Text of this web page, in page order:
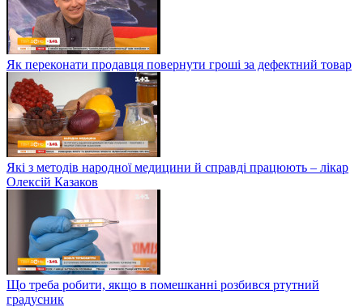
Як переконати продавця повернути гроші за дефектний товар
Які з методів народної медицини й справді працюють – лікар
Олексій Казаков
Що треба робити, якщо в помешканні розбився ртутний
градусник